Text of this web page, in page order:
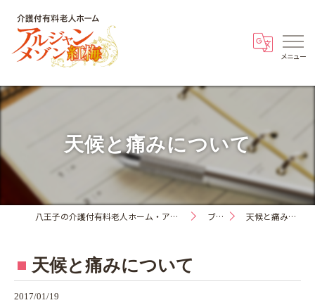
天候と痛みについて
八王子の介護付有料老人ホーム・アルジャンメゾン紅梅 ブログ 天候と痛みについて
天候と痛みについて
2017/01/19